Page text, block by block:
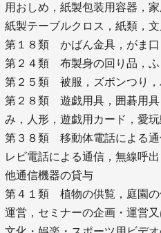
用おしめ，紙製包装用容器，
紙製テーブルクロス，紙類，
第１８類 かばん金具，がま口
第２４類 布製身の回り品，ふ
第２５類 被服，ズボンつり，
第２８類 遊戯用具，囲碁用具
み，人形，遊戯用カード，愛
第３８類 移動体電話による通
レビ電話による通信，無線呼
他通信機器の貸与
第４１類 植物の供覧，庭園の
運営，セミナーの企画・運営